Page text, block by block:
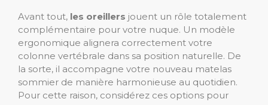
Avant tout, les oreillers jouent un rôle totalement
complémentaire pour votre nuque. Un modèle
ergonomique alignera correctement votre
colonne vertébrale dans sa position naturelle. De
la sorte, il accompagne votre nouveau matelas
sommier de manière harmonieuse au quotidien.
Pour cette raison, considérez ces options pour